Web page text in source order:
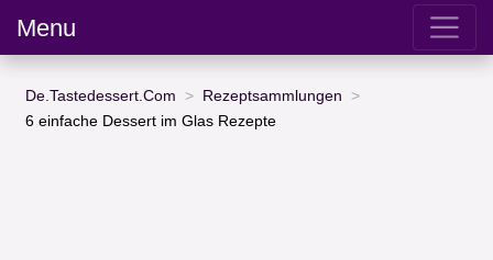
Menu
De.Tastedessert.Com
Rezeptsammlungen
6 einfache Dessert im Glas Rezepte